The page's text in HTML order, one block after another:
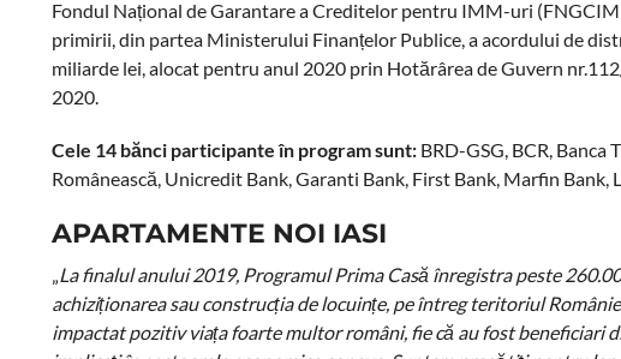
Fondul Național de Garantare a Creditelor pentru IMM-uri
primirii, din partea Ministerului Finanțelor Publice, a acordului de
miliarde lei, alocat pentru anul 2020 prin Hotărârea de Guvern
2020.
Cele 14 bănci participante în program sunt:BRD-GSG, BCR, Banca
Românească, Unicredit Bank, Garanti Bank, First Bank, Marfin Bank,
APARTAMENTE NOI IASI
„La finalul anului 2019, Programul Prima Casă înregistra peste
achiziționarea sau construcția de locuințe, pe întreg teritoriul
impactat pozitiv viața foarte multor români, fie că au fost